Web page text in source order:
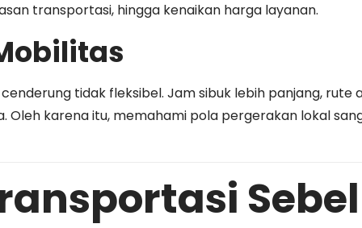
transportasi, hingga kenaikan harga layanan.
tidak fleksibel. Jam sibuk lebih panjang,
karena itu, memahami pola pergerakan lokal